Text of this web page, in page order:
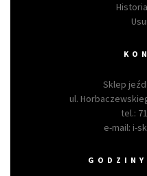
Sklep
ul.
tel.:
e-mail: i-